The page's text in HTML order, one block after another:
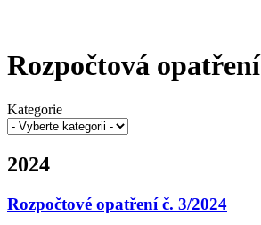
Rozpočtová opatření
Kategorie
2024
Rozpočtové opatření č. 3/2024